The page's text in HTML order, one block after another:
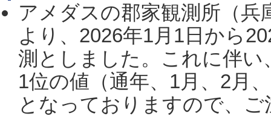
アメダスの郡家観測所（
より、2026年1月1日から
測としました。これに伴い
1位の値（通年、1月、2月
となっておりますので、